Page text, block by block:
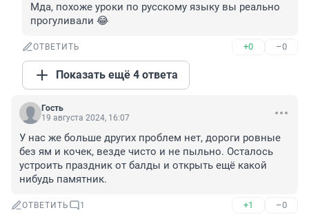
Мда, похоже уроки по русскому языку вы реально
прогуливали 😂
ОТВЕТИТЬ +0 –0
Показать ещё 4 ответа
Гость
19 августа 2024, 16:07
У нас же больше других проблем нет, дороги ровные
без ям и кочек, везде чисто и не пыльно. Осталось
устроить праздник от балды и открыть ещё какой
нибудь памятник.
ОТВЕТИТЬ 1 +1 –0